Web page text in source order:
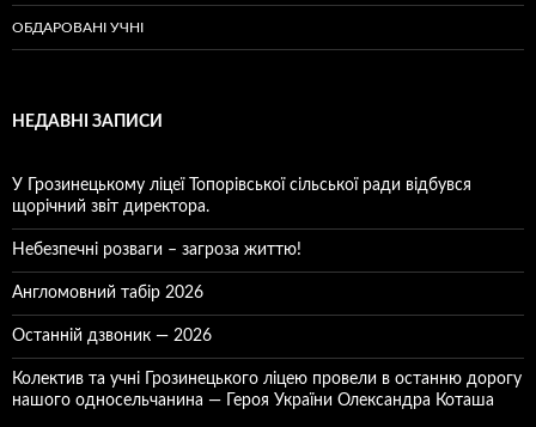
ОБДАРОВАНІ УЧНІ
НЕДАВНІ ЗАПИСИ
У Грозинецькому ліцеї Топорівської сільської ради відбувся
щорічний звіт директора.
Небезпечні розваги – загроза життю!
Англомовний табір 2026
Останній дзвоник — 2026
Колектив та учні Грозинецького ліцею провели в останню дорогу
нашого односельчанина — Героя України Олександра Коташа